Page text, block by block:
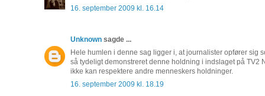
16. september 2009 kl. 16.14
Unknown sagde ...
Hele humlen i denne sag ligger i, at journalister opfører sig
så tydeligt demonstreret denne holdning i indslaget på TV2
ikke kan respektere andre menneskers holdninger.
16. september 2009 kl. 18.19